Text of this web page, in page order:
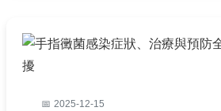
2025-12-15